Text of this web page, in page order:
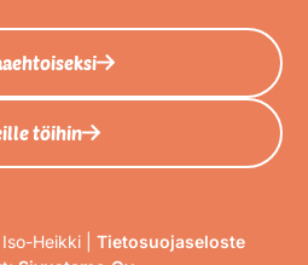
töihin
Heikki | Tietosuojaseloste